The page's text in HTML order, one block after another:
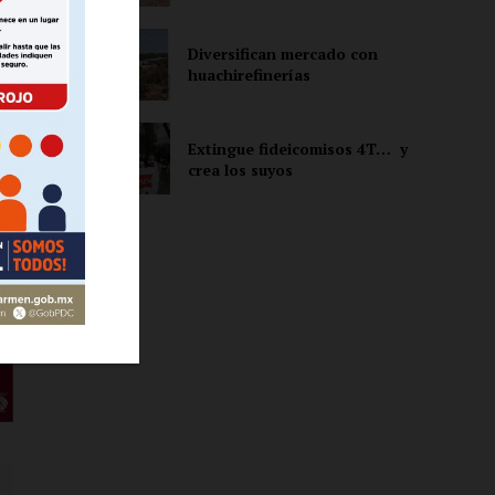
Diversifican mercado con
huachirefinerías
Extingue fideicomisos 4T… y
crea los suyos